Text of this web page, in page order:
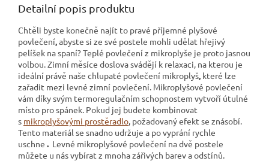
Detailní popis produktu
Chtěli byste konečně najít to pravé příjemné plyšové
povlečení,abyste si ze své postele mohli udělat hřejivý
pelíšek na spaní? Teplé povlečení z mikroplyše je proto jasnou
volbou. Zimní měsíce doslova svádějí k relaxaci, na kterou je
ideální právě naše chlupaté povlečení mikroplyš, které lze
zařadit mezi levné zimní povlečení. Mikroplyšové povlečení
vám díky svým termoregulačním schopnostem vytvoří útulné
místo pro spánek. Pokud jej budete kombinovat
s mikroplyšovými prostěradlo, požadovaný efekt se znásobí.
Tento materiál se snadno udržuje a po vyprání rychle
uschne . Levné mikroplyšové povlečení na dvě postele
můžete u nás vybírat z mnoha zářivých barev a odstínů.